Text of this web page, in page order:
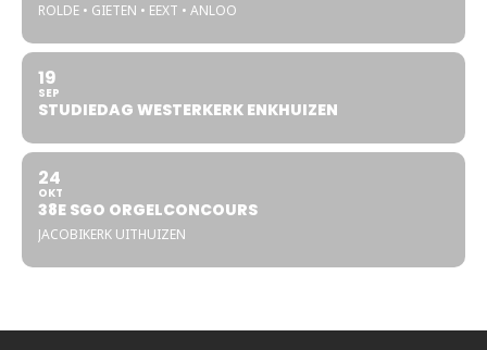
ROLDE • GIETEN • EEXT • ANLOO
19
SEP
STUDIEDAG WESTERKERK ENKHUIZEN
24
OKT
38E SGO ORGELCONCOURS
JACOBIKERK UITHUIZEN